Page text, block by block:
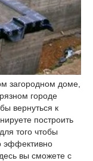
загородном доме,
городе
вернуться к
построить
того чтобы
эффективно
вы сможете с